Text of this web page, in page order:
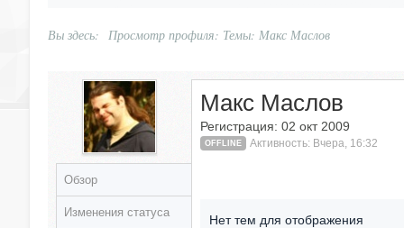
Вы здесь: Просмотр профиля: Темы: Макс Маслов
Обзор
Изменения статуса
Макс Маслов
Регистрация: 02 окт 2009
OFFLINE Активность: Вчера, 16:32
Нет тем для отображения